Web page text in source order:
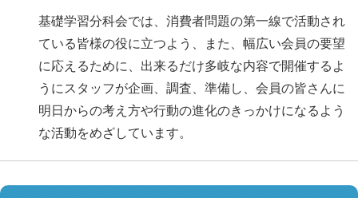
基礎学習分科会では、消費者問題の第一線で活動され
ている皆様の役に立つよう、また、幅広い会員の要望
に応えるために、出来るだけ多岐な内容で開催するよ
うにスタッフが企画、調査、準備し、会員の皆さんに
明日からの考え方や行動の進化のきっかけになるよう
な活動をめざしています。